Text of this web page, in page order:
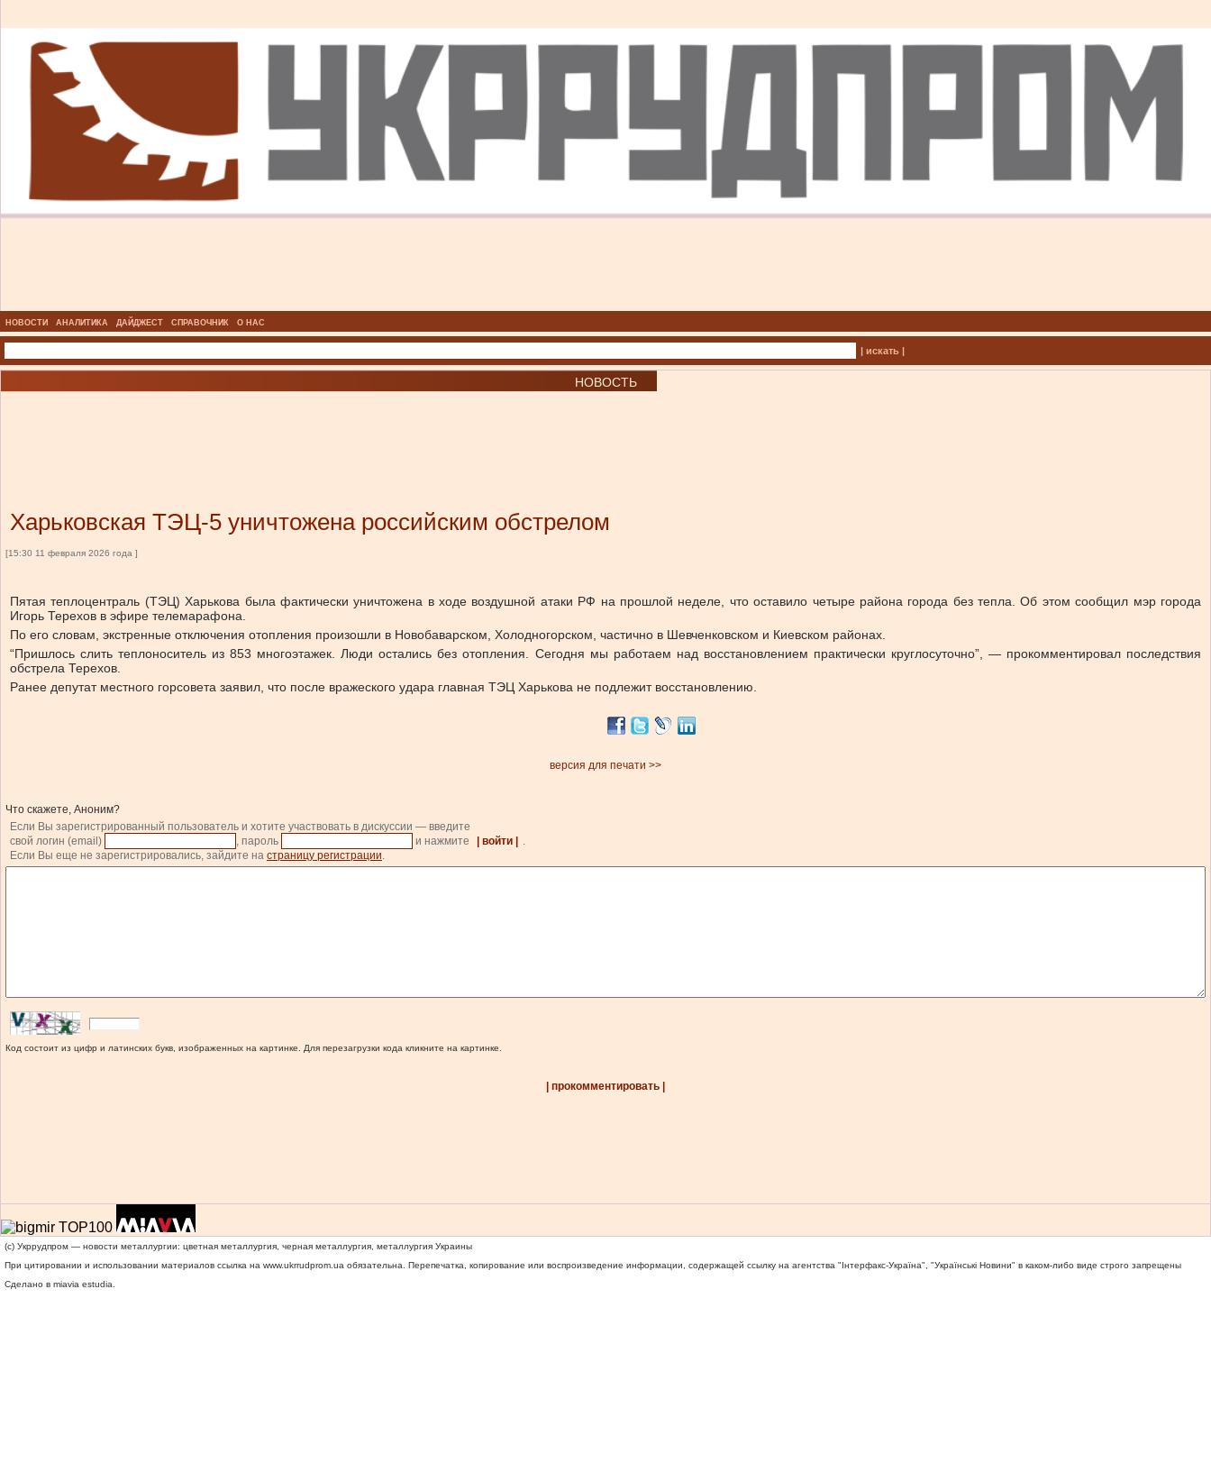
НОВОСТИ АНАЛИТИКА ДАЙДЖЕСТ СПРАВОЧНИК О НАС
| искать |
НОВОСТЬ
Харьковская ТЭЦ-5 уничтожена российским обстрелом
[15:30 11 февраля 2026 года ]
Пятая теплоцентраль (ТЭЦ) Харькова была фактически уничтожена в ходе воздушной атаки РФ на прошлой неделе, что оставило четыре района города без тепла. Об этом сообщил мэр города
Игорь Терехов в эфире телемарафона.
По его словам, экстренные отключения отопления произошли в Новобаварском, Холодногорском, частично в Шевченковском и Киевском районах.
“Пришлось слить теплоноситель из 853 многоэтажек. Люди остались без отопления. Сегодня мы работаем над восстановлением практически круглосуточно”, — прокомментировал последствия
обстрела Терехов.
Ранее депутат местного горсовета заявил, что после вражеского удара главная ТЭЦ Харькова не подлежит восстановлению.
версия для печати >>
Что скажете, Аноним?
Если Вы зарегистрированный пользователь и хотите участвовать в дискуссии — введите
свой логин (email)
, пароль и нажмите | войти |
.
Если Вы еще не зарегистрировались, зайдите на страницу регистрации.
Код состоит из цифр и латинских букв, изображенных на картинке. Для перезагрузки кода кликните на картинке.
| прокомментировать |
(c) Укррудпром — новости металлургии: цветная металлургия, черная металлургия, металлургия Украины
При цитировании и использовании материалов ссылка на www.ukrrudprom.ua обязательна. Перепечатка, копирование или воспроизведение информации, содержащей ссылку на агентства "Iнтерфакс-Україна", "Українськi Новини" в каком-либо виде строго запрещены
Сделано в miavia estudia.